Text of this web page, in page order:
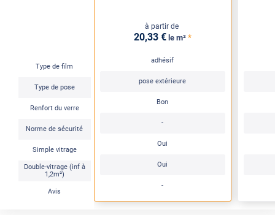
Type de film
Type de pose
Renfort du verre
Norme de sécurité
Simple vitrage
Double-vitrage (inf à
1,2m²)
Avis
à partir de
20,33 € le m² *
adhésif
pose extérieure
Bon
-
Oui
Oui
-